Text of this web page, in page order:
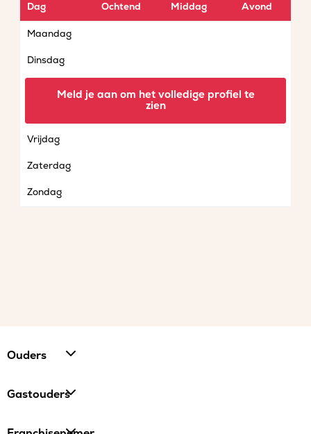
Dag Ochtend Middag Avond
Maandag
Dinsdag
Vrijdag
Zaterdag
Zondag
Meld je aan om het volledige profiel te
zien
Ouders
Gastouders